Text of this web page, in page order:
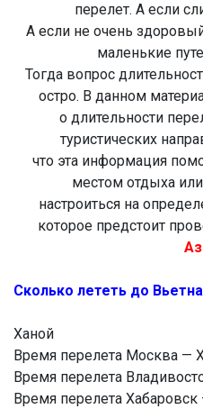
перелет. А если
А если не очень
маленькие
Тогда вопрос
остро. В данном
о длительности
туристических
что эта информация
местом отдыха
настроиться на
которое предстоит
Сколько лететь до
Ханой
Время перелета Москва —
Время перелета
Время перелета Хабаровск